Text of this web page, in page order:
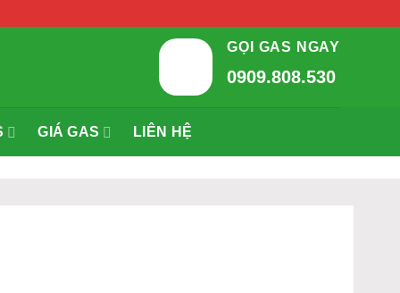
GỌI GAS NGAY
0909.808.530
GIÁ GAS LIÊN HỆ